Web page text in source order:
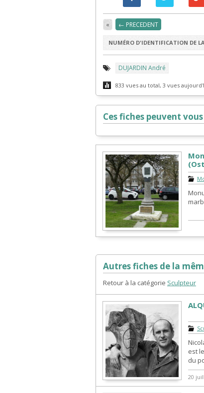
« ← PRECEDENT
NUMÉRO D'IDENTIFICATION DE
DUJARDIN André
833 vues au total, 3 vues
Ces fiches peuvent
Autres fiches de la
Retour à la catégorie Sculpteur
est
du
20